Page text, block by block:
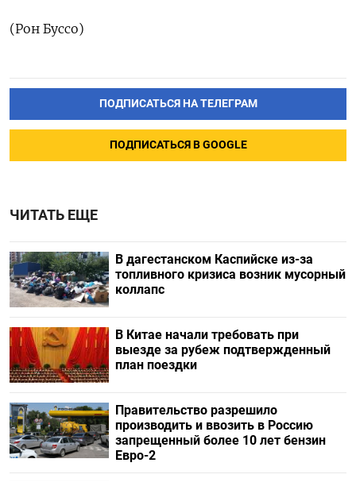
(Рон Буссо)
ПОДПИСАТЬСЯ НА ТЕЛЕГРАМ
ПОДПИСАТЬСЯ В GOOGLE
ЧИТАТЬ ЕЩЕ
В дагестанском Каспийске из-за
топливного кризиса возник мусорный
коллапс
В Китае начали требовать при
выезде за рубеж подтвержденный
план поездки
Правительство разрешило
производить и ввозить в Россию
запрещенный более 10 лет бензин
Евро-2